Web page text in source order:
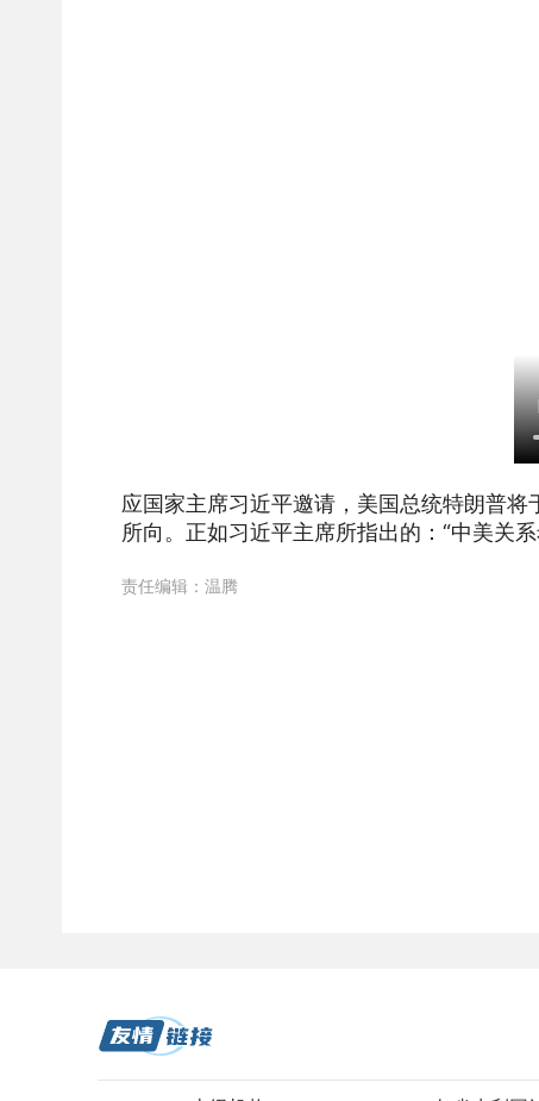
应国家主席习近平邀请，美国总统特朗普将
所向。正如习近平主席所指出的：“中美关
责任编辑： 温腾